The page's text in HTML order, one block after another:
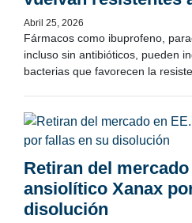
Abril 25, 2026
Fármacos como ibuprofeno,
incluso sin antibióticos, pueden
bacterias que favorecen la
Retiran del mercado
ansiolítico Xanax
disolución